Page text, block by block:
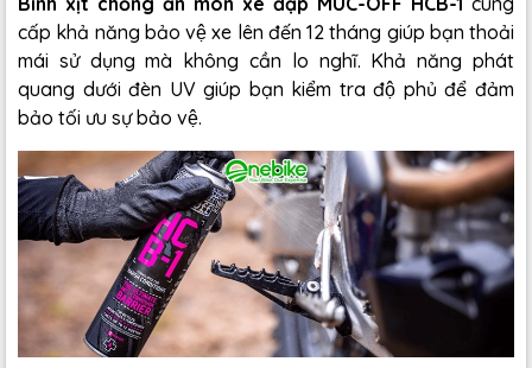
cấp khả năng bảo vệ xe lên đến 12 tháng giúp bạn thoải
mái sử dụng mà không cần lo nghĩ. Khả năng phát
quang dưới đèn UV giúp bạn kiểm tra độ phủ để đảm
bảo tối ưu sự bảo vệ.